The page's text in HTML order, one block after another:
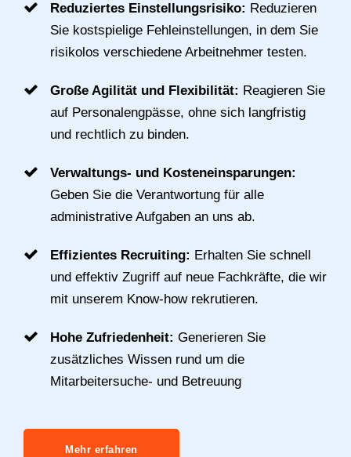
Reduziertes Einstellungsrisiko: Reduzieren
Sie kostspielige Fehleinstellungen, in dem Sie
risikolos verschiedene Arbeitnehmer testen.
Große Agilität und Flexibilität: Reagieren Sie
auf Personalengpässe, ohne sich langfristig
und rechtlich zu binden.
Verwaltungs- und Kosteneinsparungen:
Geben Sie die Verantwortung für alle
administrative Aufgaben an uns ab.
Effizientes Recruiting: Erhalten Sie schnell
und effektiv Zugriff auf neue Fachkräfte, die wir
mit unserem Know-how rekrutieren.
Hohe Zufriedenheit: Generieren Sie
zusätzliches Wissen rund um die
Mitarbeitersuche- und Betreuung
Mehr erfahren